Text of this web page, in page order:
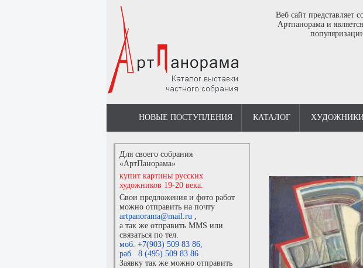
Веб сайт представляет
Артпанорама и
НОВЫЕ ПОСТУПЛЕНИЯ КАТАЛОГ
Для своего собрания
«АртПанорама»
купит картины русских
художников 19-20 века.
Свои предложения и фото работ
можно отправить на почту
artpanorama@mail.ru ,
а так же отправить MMS или
связаться по тел.
моб. +7(903) 509 83 86,
раб. 8 (495) 509 83 86 .
Заявку так же можно отправить